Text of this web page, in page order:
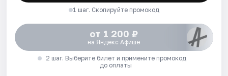
1 шаг. Скопируйте промокод
от 1 200 ₽
на Яндекс Афише
2 шаг. Выберите билет и примените промокод
до оплаты